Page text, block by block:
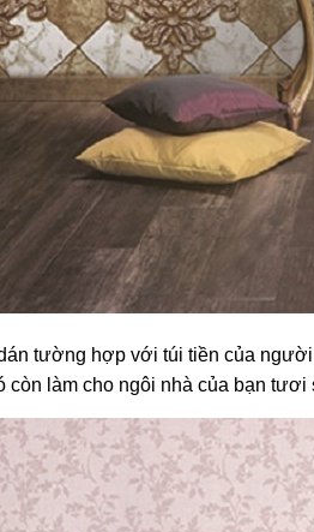
tường hợp với túi tiền của
còn làm cho ngôi nhà của bạn tươi